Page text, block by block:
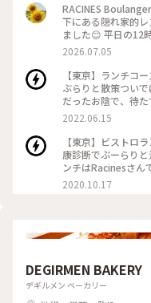
RACINES
下にある隠れ家的
ました😊 平日の12
スツールに座って
くり観察👀✨ 店内
感じで賑やか、店
いいです☺️ 少し待
のリースサラダラ
がものすごく美味
がいただけます。
ぷりつけちゃいま
美味しい！ お待ち
サラダにズッキーニ
トラペと桃のピク
トッピング💖 これ
ルシーランチでした
#パン #サラダ #池袋
2026.07.05
【東京】ランチコ
ぶらりと散策つい
だったお陰で、待
ったふんわり柔ら
ふんわり甘くて美
をつけるとさらに
のスープの次は、
野菜がリース型に
葉を使ったオリジ
インはサーモンの
2022.06.15
【東京】ビストロ
康診断でぶーらり
ンチはRacinesさん
お腹がペコペコだ
プ、プレミアムブ
ーを添えて、Ｗふ
＆大葉ドレッシング
ルシーで美味🧅 メ
チャパタもオリー
2020.10.17
DEGIRMEN BAKERY
デギルメン ベーカリー